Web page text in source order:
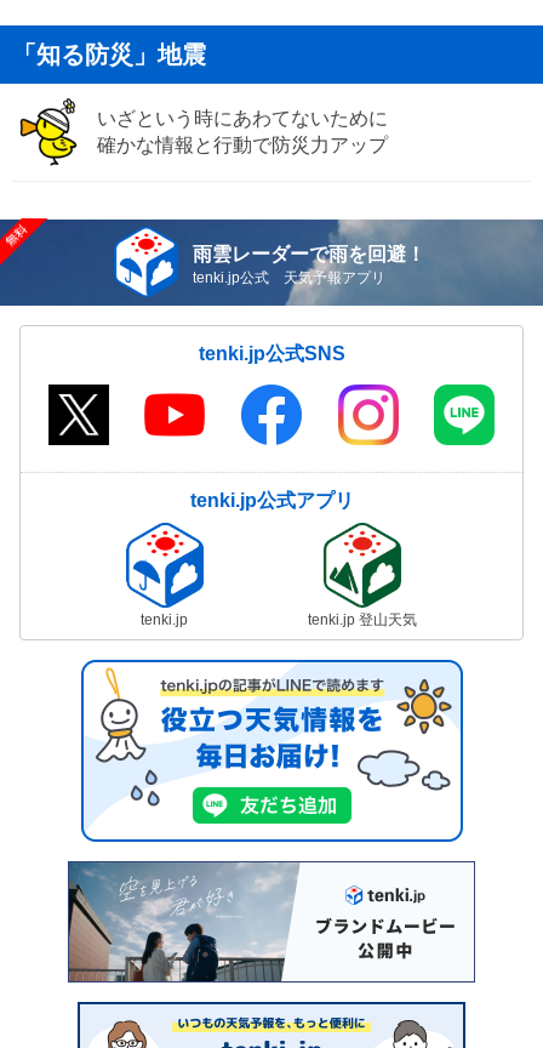
「知る防災」地震
いざという時にあわてないために
確かな情報と行動で防災力アップ
雨雲レーダーで雨を回避！
tenki.jp公式 天気予報アプリ
tenki.jp公式SNS
tenki.jp公式アプリ
tenki.jp tenki.jp 登山天気